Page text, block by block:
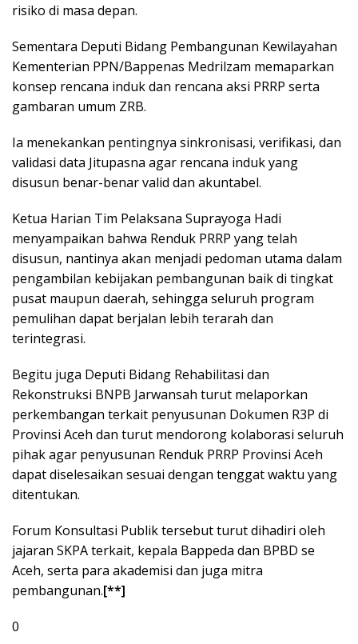
risiko di masa depan.
Sementara Deputi Bidang Pembangunan Kewilayahan
Kementerian PPN/Bappenas Medrilzam memaparkan
konsep rencana induk dan rencana aksi PRRP serta
gambaran umum ZRB.
Ia menekankan pentingnya sinkronisasi, verifikasi, dan
validasi data Jitupasna agar rencana induk yang
disusun benar-benar valid dan akuntabel.
Ketua Harian Tim Pelaksana Suprayoga Hadi
menyampaikan bahwa Renduk PRRP yang telah
disusun, nantinya akan menjadi pedoman utama dalam
pengambilan kebijakan pembangunan baik di tingkat
pusat maupun daerah, sehingga seluruh program
pemulihan dapat berjalan lebih terarah dan
terintegrasi.
Begitu juga Deputi Bidang Rehabilitasi dan
Rekonstruksi BNPB Jarwansah turut melaporkan
perkembangan terkait penyusunan Dokumen R3P di
Provinsi Aceh dan turut mendorong kolaborasi seluruh
pihak agar penyusunan Renduk PRRP Provinsi Aceh
dapat diselesaikan sesuai dengan tenggat waktu yang
ditentukan.
Forum Konsultasi Publik tersebut turut dihadiri oleh
jajaran SKPA terkait, kepala Bappeda dan BPBD se
Aceh, serta para akademisi dan juga mitra
pembangunan.[**]
0